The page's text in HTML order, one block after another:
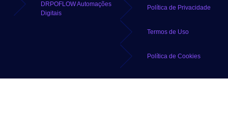
DRPOFLOW Automações
Digitais
Política de Privacidade
Termos de Uso
Política de Cookies